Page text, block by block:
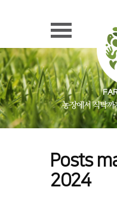
농장에서 식탁까
Posts
2024